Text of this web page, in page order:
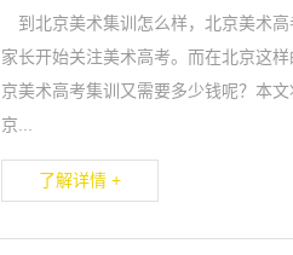
到北京美术集训怎么样，北京美术
家长开始关注美术高考。而在北京这
京美术高考集训又需要多少钱呢？本
京...
了解详情 +